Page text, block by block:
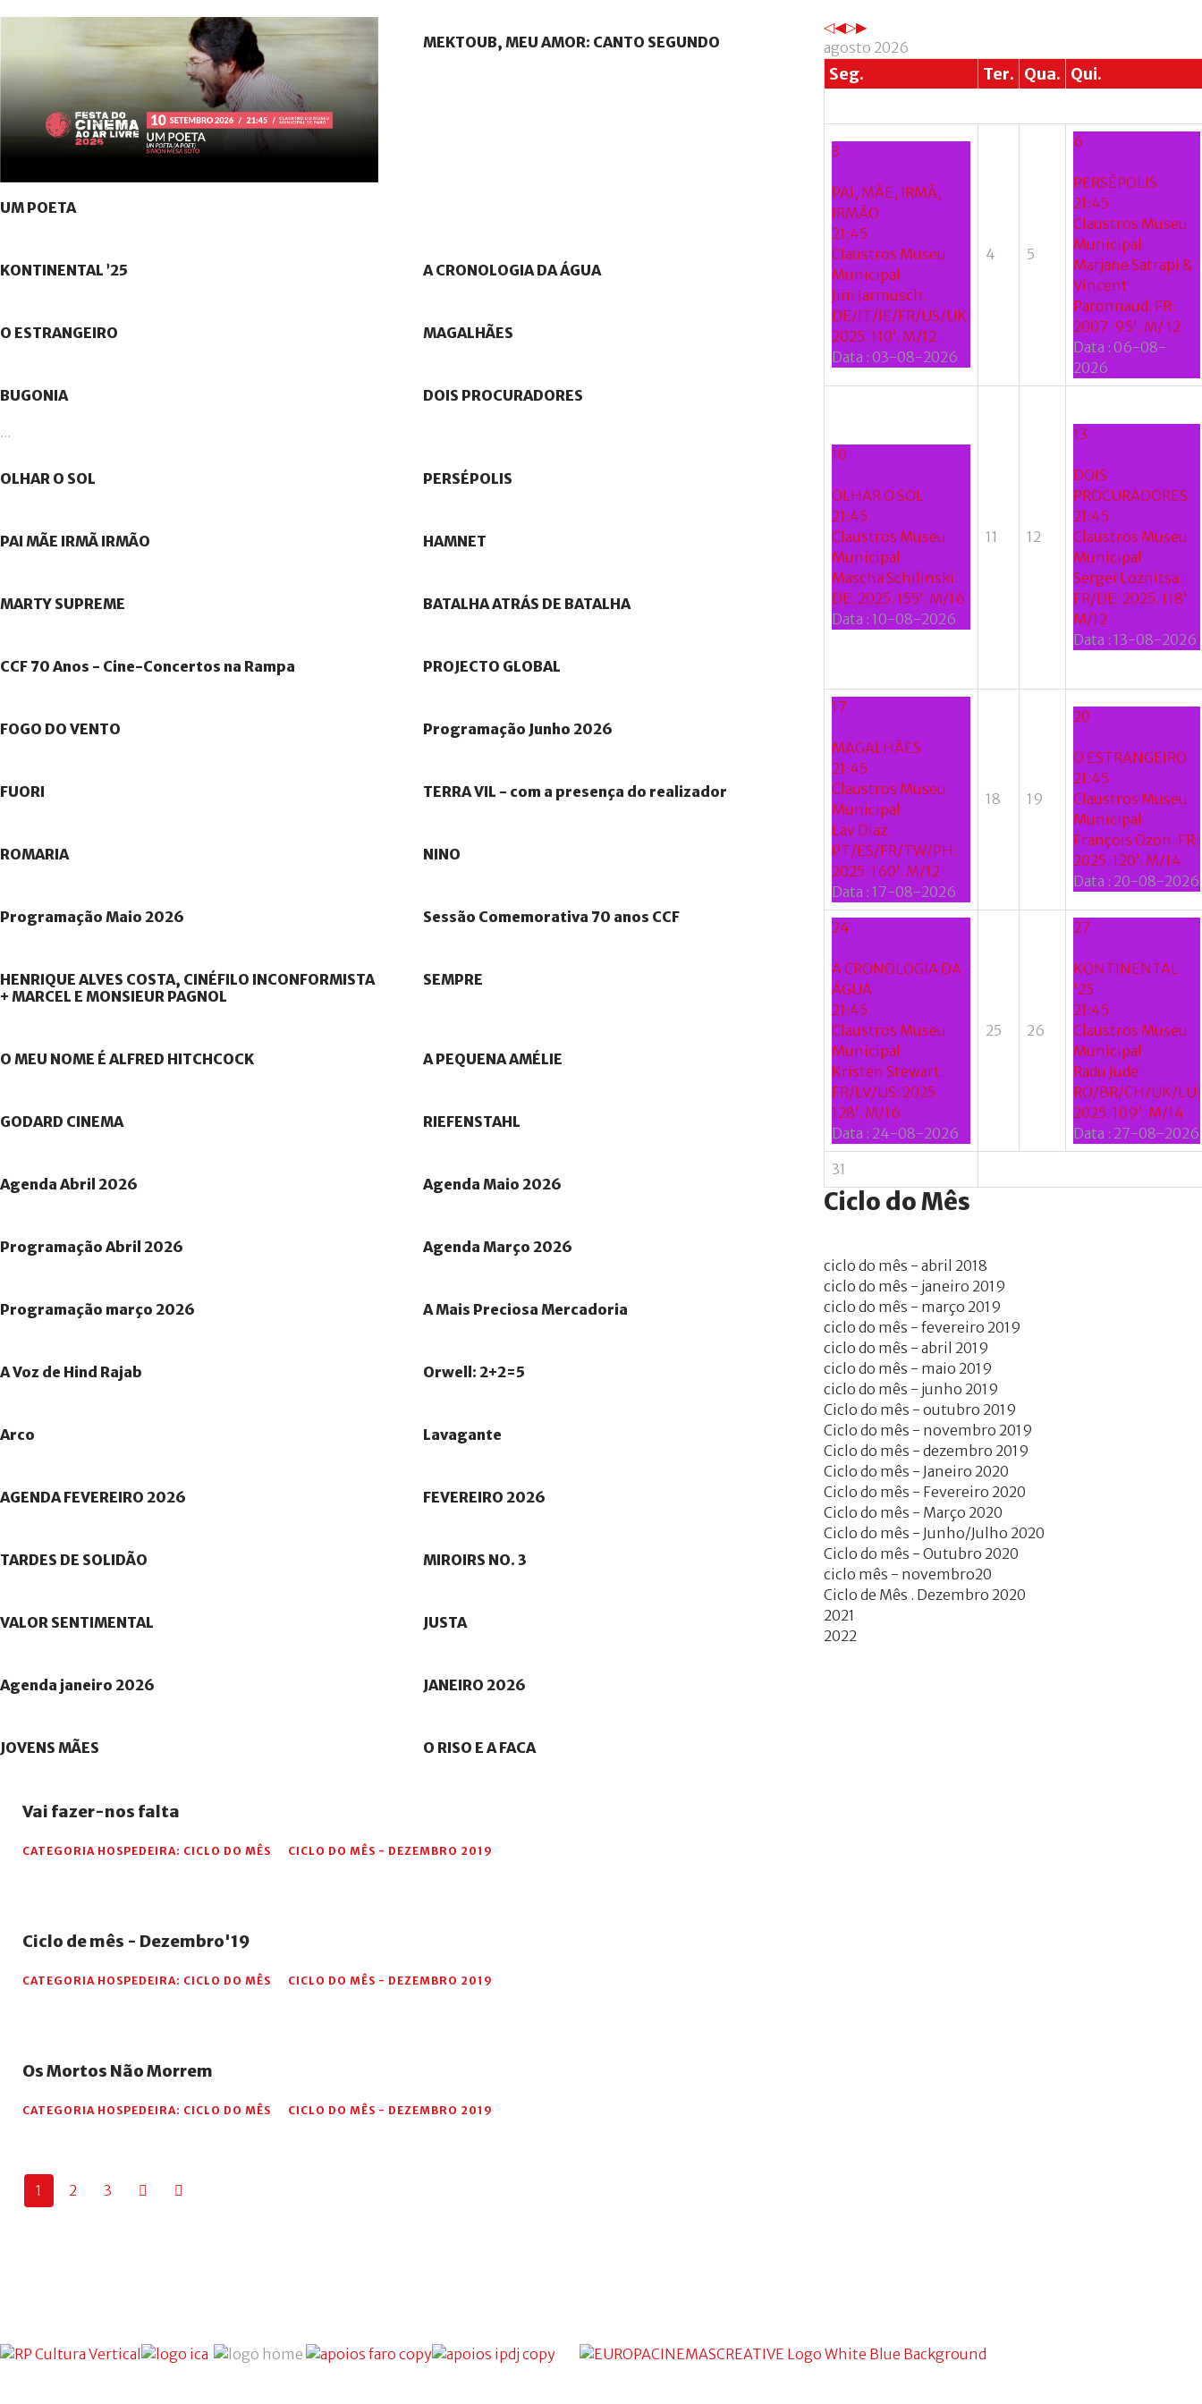
UM POETA
MEKTOUB, MEU AMOR: CANTO SEGUNDO
KONTINENTAL ’25 A CRONOLOGIA DAÁGUA
O ESTRANGEIRO MAGALHÃES
BUGONIA
...
DOIS PROCURADORES
OLHAR O SOL PERSÉPOLIS
PAI MÃE IRMÃ IRMÃO HAMNET
MARTY SUPREME BATALHAATRÁS DE BATALHA
CCF 70 Anos - Cine-Concertos na Rampa PROJECTO GLOBAL
FOGO DO VENTO Programação Junho 2026
FUORI TERRAVIL - com a presença do realizador
ROMARIA NINO
Programação Maio 2026 Sessão Comemorativa 70 anos CCF
HENRIQUE ALVES COSTA, CINÉFILO INCONFORMISTA
+ MARCEL E MONSIEUR PAGNOL
SEMPRE
O MEU NOME É ALFRED HITCHCOCK A PEQUENAAMÉLIE
GODARD CINEMA RIEFENSTAHL
Agenda Abril 2026 Agenda Maio 2026
Programação Abril 2026 Agenda Março 2026
Programação março 2026 AMais Preciosa Mercadoria
AVoz de Hind Rajab Orwell: 2+2=5
Arco Lavagante
AGENDA FEVEREIRO 2026 FEVEREIRO 2026
TARDES DE SOLIDÃO MIROIRS NO. 3
VALOR SENTIMENTAL JUSTA
Agenda janeiro 2026 JANEIRO 2026
JOVENS MÃES O RISO E A FACA
Vai fazer-nos falta
CATEGORIA HOSPEDEIRA: CICLO DO MÊS CICLO DO MÊS - DEZEMBRO 2019
Ciclo demês - Dezembro'19
CATEGORIA HOSPEDEIRA: CICLO DO MÊS CICLO DO MÊS - DEZEMBRO 2019
OsMortos NãoMorrem
CATEGORIA HOSPEDEIRA: CICLO DO MÊS CICLO DO MÊS - DEZEMBRO 2019
1 2 3
agosto 2026
Seg. Ter. Qua. Qui.
3
PAI, MÃE, IRMÃ,
IRMÃO
21:45
Claustros Museu
Municipal
Jim Jarmusch.
DE/IT/IE/FR/US/UK:
2025. 110’. M/12
Data : 03-08-2026
4 5
6
PERSÉPOLIS
21:45
Claustros Museu
Municipal
Marjane Satrapi &
Vincent
Paronnaud. FR:
2007. 95'. M/ 12
Data : 06-08-
2026
10
OLHAR O SOL
21:45
Claustros Museu
Municipal
Mascha Schilinski.
DE: 2025. 155’. M/16
Data : 10-08-2026
11 12
13
DOIS
PROCURADORES
21:45
Claustros Museu
Municipal
Sergei Loznitsa.
FR/DE: 2025. 118’.
M/12
Data : 13-08-2026
17
MAGALHÃES
21:45
Claustros Museu
Municipal
Lav Diaz.
PT/ES/FR/TW/PH:
2025. 160’. M/12
Data : 17-08-2026
18 19
20
O ESTRANGEIRO
21:45
Claustros Museu
Municipal
François Ozon. FR:
2025. 120’. M/14
Data : 20-08-2026
24
A CRONOLOGIA DA
ÁGUA
21:45
Claustros Museu
Municipal
Kristen Stewart.
FR/LV/US: 2025.
128’. M/16
Data : 24-08-2026
25 26
27
KONTINENTAL
'25
21:45
Claustros Museu
Municipal
Radu Jude.
RO/BR/CH/UK/LU:
2025. 109’. M/14
Data : 27-08-2026
31
Ciclo doMês
ciclo do mês - abril 2018
ciclo do mês - janeiro 2019
ciclo do mês - março 2019
ciclo do mês - fevereiro 2019
ciclo do mês - abril 2019
ciclo do mês - maio 2019
ciclo do mês - junho 2019
Ciclo do mês - outubro 2019
Ciclo do mês - novembro 2019
Ciclo do mês - dezembro 2019
Ciclo do mês - Janeiro 2020
Ciclo do mês - Fevereiro 2020
Ciclo do mês - Março 2020
Ciclo do mês - Junho/Julho 2020
Ciclo do mês - Outubro 2020
ciclo mês - novembro20
Ciclo de Mês . Dezembro 2020
2021
2022
se
do
nome
utilizador?
/
se
Login
with
+